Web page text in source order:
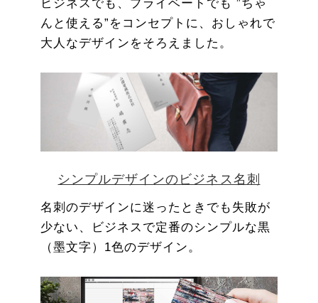
ビジネスでも、プライベートでも ”ちゃ
んと使える”をコンセプトに、おしゃれで
大人なデザインをそろえました。
シンプルデザインのビジネス名刺
名刺のデザインに迷ったときでも失敗が
少ない、ビジネスで定番のシンプルな黒
（墨文字）1色のデザイン。